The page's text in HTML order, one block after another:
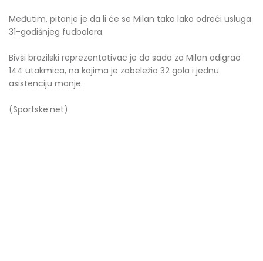
Međutim, pitanje je da li će se Milan tako lako odreći usluga
31-godišnjeg fudbalera.
Bivši brazilski reprezentativac je do sada za Milan odigrao
144 utakmica, na kojima je zabeležio 32 gola i jednu
asistenciju manje.
(Sportske.net)